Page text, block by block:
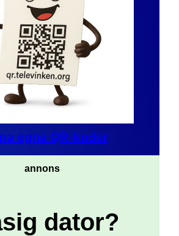
egna QR-koder
annons
dator?